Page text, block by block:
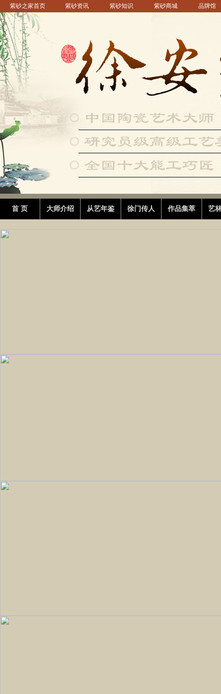
紫砂之家首页 紫砂资讯 紫砂知识 紫砂商城 品牌馆
首 页 大师介绍 从艺年鉴 徐门传人 作品集萃 艺